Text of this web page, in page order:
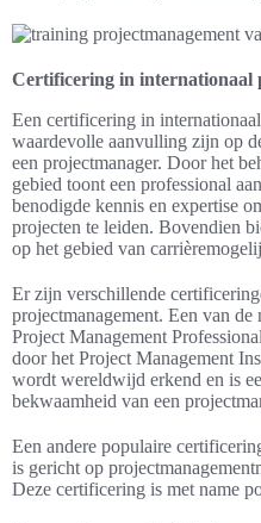
Certificering in internationaal
Een certificering in
waardevolle aanvulling zijn op
een projectmanager. Door het
gebied toont een professional
benodigde kennis en expertise
projecten te leiden. Bovendien
op het gebied van
Er zijn verschillende
projectmanagement. Een van
Project Management
door het Project Management
wordt wereldwijd erkend en is
bekwaamheid van een
Een andere populaire
is gericht op
Deze certificering is met name